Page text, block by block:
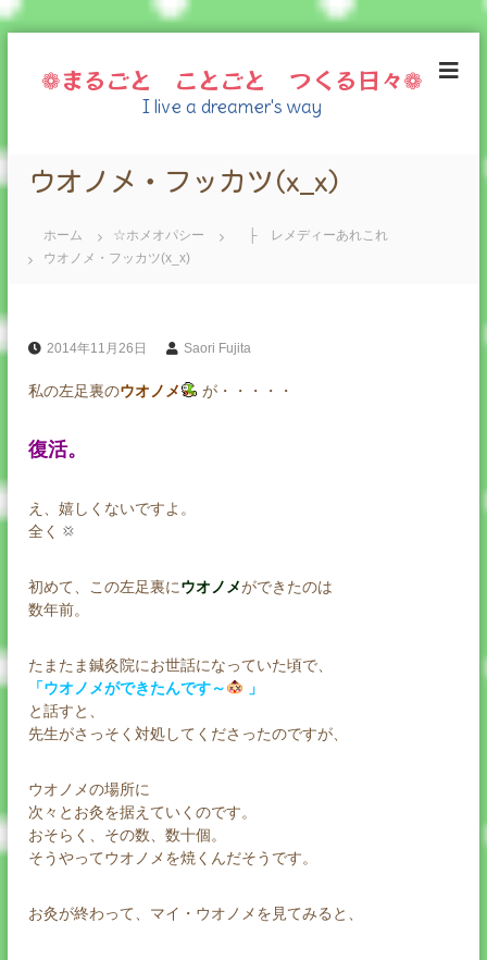
へ
ス
❁まるごと ことごと つくる日々❁
I live a dreamer's way
ウオノメ・フッカツ(x_x)
ホーム ☆ホメオパシー
├ レメディーあれこれ
ウオノメ・フッカツ(x_x)
2014年11月26日 Saori Fujita
私の左足裏のウオノメ が・・・・・
復活。
え、嬉しくないですよ。
全く
初めて、この左足裏にウオノメができたのは
数年前。
たまたま鍼灸院にお世話になっていた頃で、
「ウオノメができたんです～
」
と話すと、
先生がさっそく対処してくださったのですが、
ウオノメの場所に
次々とお灸を据えていくのです。
おそらく、その数、数十個。
そうやってウオノメを焼くんだそうです。
お灸が終わって、マイ・ウオノメを見てみると、